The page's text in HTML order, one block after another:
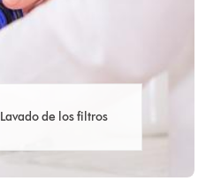
Lavado de los filtros